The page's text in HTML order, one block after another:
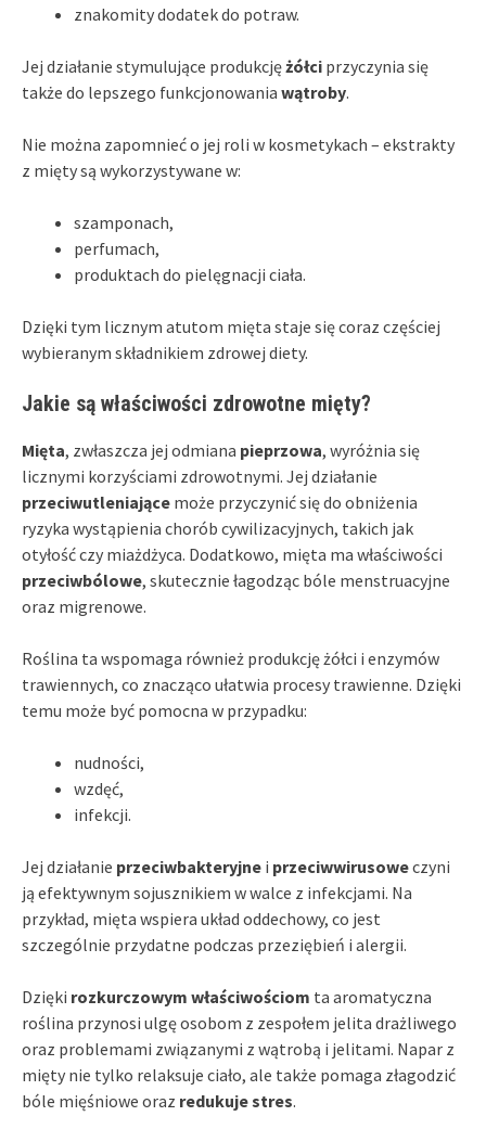
znakomity dodatek do potraw.
Jej działanie stymulujące produkcjężółci przyczynia się
także do lepszego funkcjonowania wątroby.
Nie można zapomnieć o jej roli w kosmetykach – ekstrakty
z mięty są wykorzystywane w:
szamponach,
perfumach,
produktach do pielęgnacji ciała.
Dzięki tym licznym atutom mięta staje się coraz częściej
wybieranym składnikiem zdrowej diety.
Jakie są właściwości zdrowotne mięty?
Mięta, zwłaszcza jej odmiana pieprzowa, wyróżnia się
licznymi korzyściami zdrowotnymi. Jej działanie
przeciwutleniające może przyczynić się do obniżenia
ryzyka wystąpienia chorób cywilizacyjnych, takich jak
otyłość czy miażdżyca. Dodatkowo, mięta ma właściwości
przeciwbólowe, skutecznie łagodząc bóle menstruacyjne
oraz migrenowe.
Roślina ta wspomaga również produkcję żółci i enzymów
trawiennych, co znacząco ułatwia procesy trawienne. Dzięki
temu może być pomocna w przypadku:
nudności,
wzdęć,
infekcji.
Jej działanie przeciwbakteryjne i przeciwwirusoweczyni
ją efektywnym sojusznikiem w walce z infekcjami. Na
przykład, mięta wspiera układ oddechowy, co jest
szczególnie przydatne podczas przeziębień i alergii.
Dzięki rozkurczowym właściwościom ta aromatyczna
roślina przynosi ulgę osobom z zespołem jelita drażliwego
oraz problemami związanymi z wątrobą i jelitami. Napar z
mięty nie tylko relaksuje ciało, ale także pomaga złagodzić
bóle mięśniowe oraz redukuje stres.